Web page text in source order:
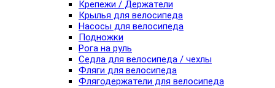
Крепежи / Держатели
Крылья для велосипеда
Насосы для велосипеда
Подножки
Рога на руль
Седла для велосипеда / чехлы
Фляги для велосипеда
Флягодержатели для велосипеда